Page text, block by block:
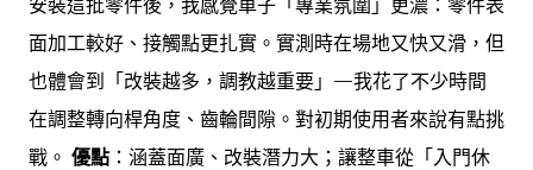
面加工較好、接觸點更扎實。實測時在場地又快又滑，但
也體會到「改裝越多，調教越重要」—我花了不少時間
在調整轉向桿角度、齒輪間隙。對初期使用者來說有點挑
戰。 優點 ：涵蓋面廣、改裝潛力大；讓整車從「入門休